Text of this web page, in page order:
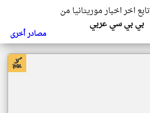
تابع اخر اخبار موريتانيا من
بي بي سي عربي
مصادر أخرى